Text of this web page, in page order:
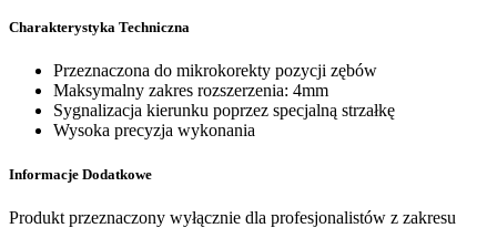
Charakterystyka Techniczna
Przeznaczona do mikrokorekty pozycji zębów
Maksymalny zakres rozszerzenia: 4mm
Sygnalizacja kierunku poprzez specjalną strzałkę
Wysoka precyzja wykonania
Informacje Dodatkowe
Produkt przeznaczony wyłącznie dla profesjonalistów z zakresu